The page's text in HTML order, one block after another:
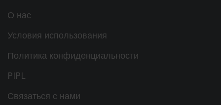
О нас
Условия использования
Политика конфиденциальности
PIPL
Связаться с нами